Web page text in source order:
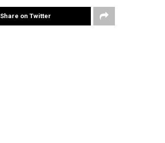
Share on Twitter